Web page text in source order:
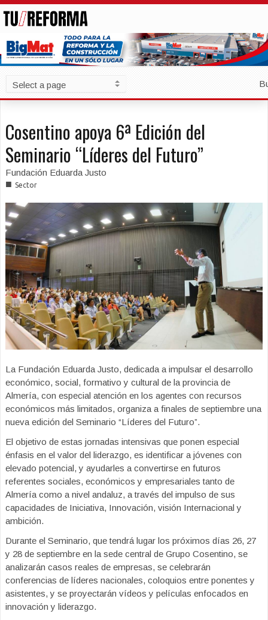
Cosentino apoya 6ª Edición del
Seminario “Líderes del Futuro”
Fundación Eduarda Justo
■ Sector
La Fundación Eduarda Justo, dedicada a impulsar el desarrollo
económico, social, formativo y cultural de la provincia de
Almería, con especial atención en los agentes con recursos
económicos más limitados, organiza a finales de septiembre una
nueva edición del Seminario “Líderes del Futuro”.
El objetivo de estas jornadas intensivas que ponen especial
énfasis en el valor del liderazgo, es identificar a jóvenes con
elevado potencial, y ayudarles a convertirse en futuros
referentes sociales, económicos y empresariales tanto de
Almería como a nivel andaluz, a través del impulso de sus
capacidades de Iniciativa, Innovación, visión Internacional y
ambición.
Durante el Seminario, que tendrá lugar los próximos días 26, 27
y 28 de septiembre en la sede central de Grupo Cosentino, se
analizarán casos reales de empresas, se celebrarán
conferencias de líderes nacionales, coloquios entre ponentes y
asistentes, y se proyectarán vídeos y películas enfocados en
innovación y liderazgo.